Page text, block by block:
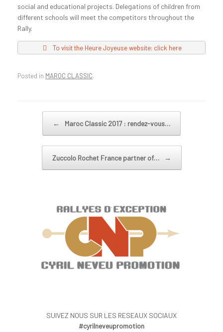
social and educational projects. Delegations of children from
different schools will meet the competitors throughout the
Rally.
To visit the Heure Joyeuse website: click here
Posted in MAROC CLASSIC.
Post navigation
← Maroc Classic 2017 : rendez-vous…
Zuccolo Rochet France partner of… →
SUIVEZ NOUS SUR LES RESEAUX SOCIAUX
#cyrilneveupromotion